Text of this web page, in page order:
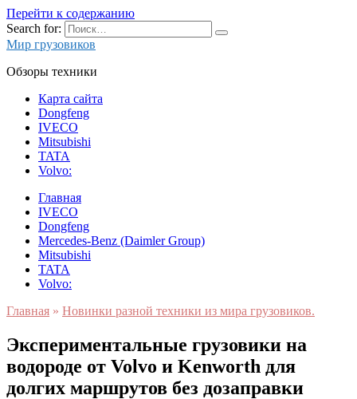
Перейти к содержанию
Search for:
Мир грузовиков
Обзоры техники
Карта сайта
Dongfeng
IVECO
Mitsubishi
TATA
Volvo:
Главная
IVECO
Dongfeng
Mercedes-Benz (Daimler Group)
Mitsubishi
TATA
Volvo:
Главная » Новинки разной техники из мира грузовиков.
Экспериментальные грузовики на
водороде от Volvo и Kenworth для
долгих маршрутов без дозаправки